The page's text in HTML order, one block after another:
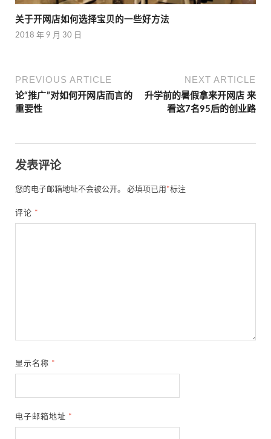
关于开网店如何选择宝贝的一些好方法
2018 年 9 月 30 日
PREVIOUS ARTICLE
论“推广”对如何开网店而言的
重要性
NEXT ARTICLE
升学前的暑假拿来开网店 来
看这7名95后的创业路
发表评论
您的电子邮箱地址不会被公开。 必填项已用 *标注
评论 *
显示名称 *
电子邮箱地址 *